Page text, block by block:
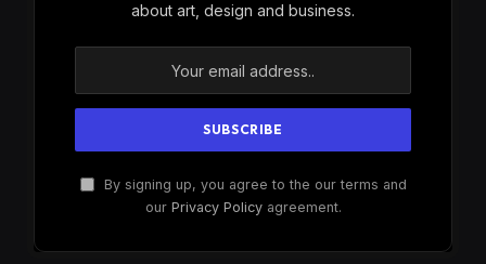
about art, design and business.
By signing up, you agree to the our terms and
our Privacy Policyagreement.